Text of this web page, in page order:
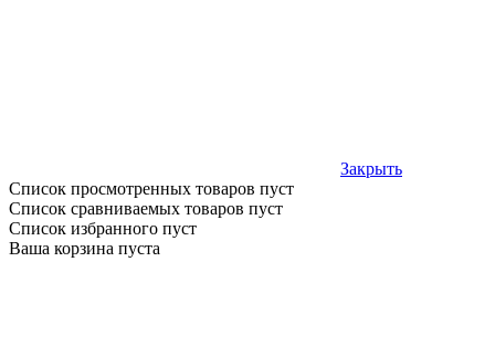
Закрыть
Список просмотренных товаров пуст
Список сравниваемых товаров пуст
Список избранного пуст
Ваша корзина пуста